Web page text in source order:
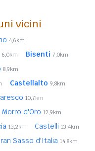
vicini
4,6km
6,0km Bisenti 7,0km
8,9km
Castellalto 9,8km
10,7km
Morro d'Oro 12,9km
13,2km Castelli 13,4km
Sasso d'Italia 14,8km